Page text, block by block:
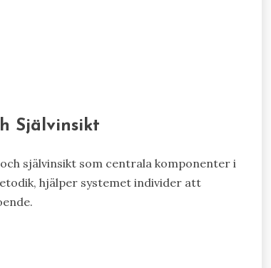
Självinsikt
självinsikt som centrala komponenter i
hjälper systemet individer att